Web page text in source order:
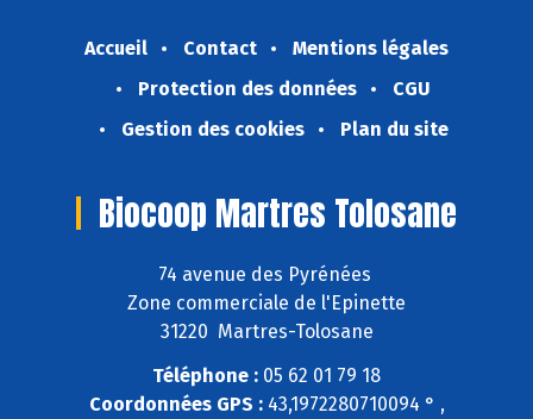
Accueil Contact
Mentions légales
Protection des données
CGU
Gestion des cookies
Plan du site
Biocoop Martres Tolosane
74 avenue des Pyrénées
Zone commerciale de l'Epinette
31220 Martres-Tolosane
Téléphone : 05 62 01 79 18
Coordonnées GPS :43,1972280710094 ° ,